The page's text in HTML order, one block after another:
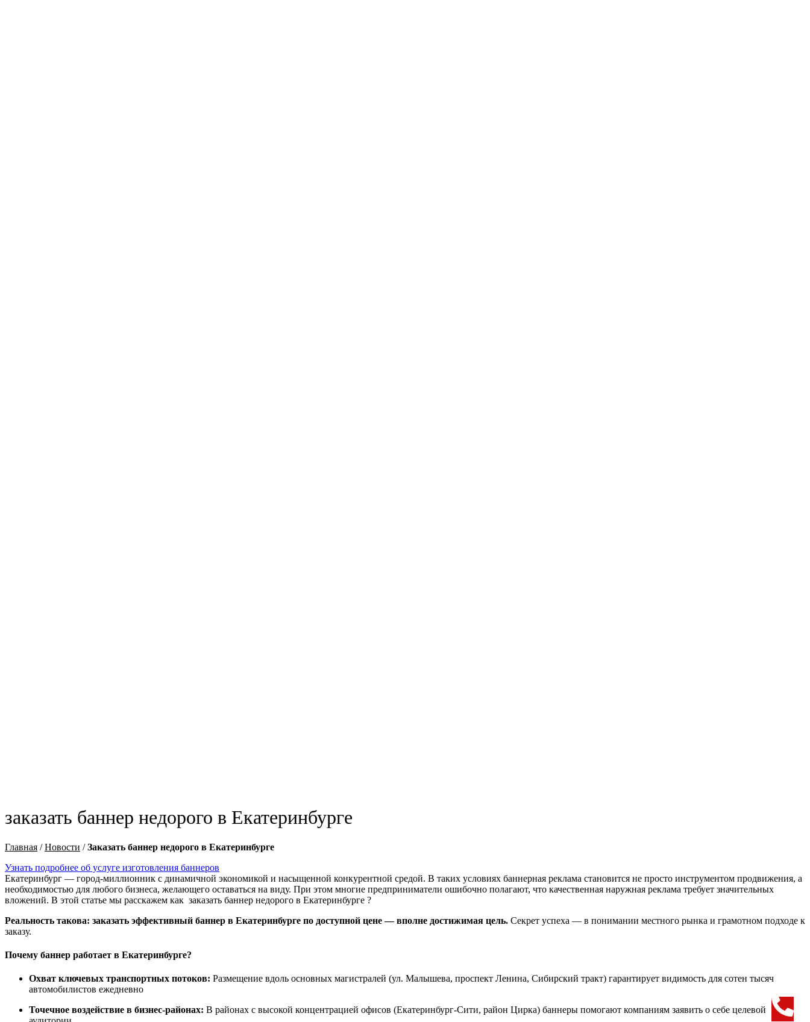
заказать баннер недорого в Екатеринбурге
Главная /Новости /Заказать баннер недорого в Екатеринбурге
Узнать подробнее об услуге изготовления баннеров
Екатеринбург — город-миллионник с динамичной экономикой и насыщенной конкурентной средой. В таких условиях баннерная реклама становится не просто инструментом продвижения, а
необходимостью для любого бизнеса, желающего оставаться на виду. При этом многие предприниматели ошибочно полагают, что качественная наружная реклама требует значительных
вложений. В этой статье мы расскажем как заказать баннер недорого в Екатеринбурге ?
Реальность такова: заказать эффективный баннер в Екатеринбурге по доступной цене — вполне достижимая цель. Секрет успеха — в понимании местного рынка и грамотном подходе к
заказу.
Почему баннер работает в Екатеринбурге?
Охват ключевых транспортных потоков: Размещение вдоль основных магистралей (ул. Малышева, проспект Ленина, Сибирский тракт) гарантирует видимость для сотен тысяч
автомобилистов ежедневно
Точечное воздействие в бизнес-районах: В районах с высокой концентрацией офисов (Екатеринбург-Сити, район Цирка) баннеры помогают компаниям заявить о себе целевой